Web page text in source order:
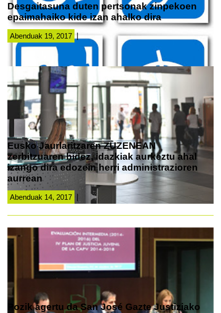
Desgaitasuna duten pertsonak zinpekoen
epaimahaiko kide izan ahalko dira
Abenduak 19, 2017
Eusko Jaurlaritzaren ZUZENEAN
zerbitzuaren bidez, idazkiak aurkeztu ahal
izango dira edozein herri administrazioren
aurrean
Abenduak 14, 2017
Pozik agertu da San José Gazte Justiziako